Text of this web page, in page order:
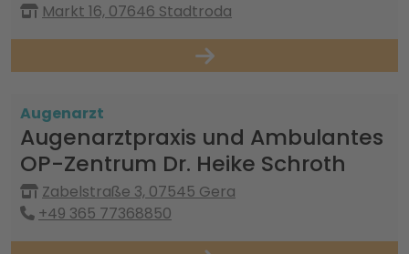
Markt 16, 07646 Stadtroda
Augenarzt
Augenarztpraxis und Ambulantes
OP-Zentrum Dr. Heike Schroth
Zabelstraße 3, 07545 Gera
+49 365 77368850